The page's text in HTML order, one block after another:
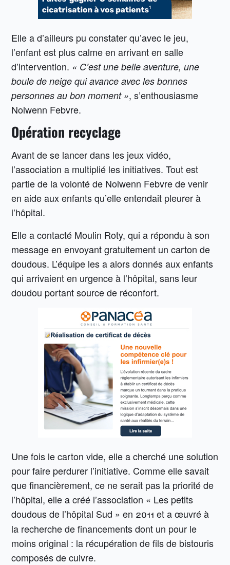
Elle a d’ailleurs pu constater qu’avec le jeu,
l’enfant est plus calme en arrivant en salle
d’intervention. « C’est une belle aventure, une
boule de neige qui avance avec les bonnes
personnes au bon moment », s’enthousiasme
Nolwenn Febvre.
Opération recyclage
Avant de se lancer dans les jeux vidéo,
l’association a multiplié les initiatives. Tout est
partie de la volonté de Nolwenn Febvre de venir
en aide aux enfants qu’elle entendait pleurer à
l’hôpital.
Elle a contacté Moulin Roty, qui a répondu à son
message en envoyant gratuitement un carton de
doudous. L’équipe les a alors donnés aux enfants
qui arrivaient en urgence à l’hôpital, sans leur
doudou portant source de réconfort.
Une fois le carton vide, elle a cherché une solution
pour faire perdurer l’initiative. Comme elle savait
que financièrement, ce ne serait pas la priorité de
l’hôpital, elle a créé l’association « Les petits
doudous de l’hôpital Sud » en 2011 et a œuvré à
la recherche de financements dont un pour le
moins original : la récupération de fils de bistouris
composés de cuivre.